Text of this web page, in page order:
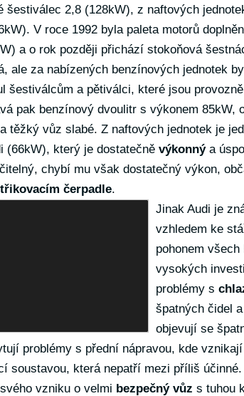
šestiválec 2,8 (128kW), z naftových
V roce 1992 byla paleta motorů
a o rok později přichází stokoňová
ale za nabízených benzínových jednotek
šestiválcům a pětiválci, které jsou
pak benzínový dvoulitr s výkonem 85kW,
těžký vůz slabé. Z naftových jednotek je
(66kW), který je dostatečně výkonnýa
chybí mu však dostatečný výkon,
čerpadle.
Jinak Audi je
vzhledem ke
pohonem
vysokých
problémy s
špatných čidel
objevují se
problémy s přední nápravou, kde
soustavou, která nepatří mezi příliš
vzniku o velmi bezpečný vůz s tuhou